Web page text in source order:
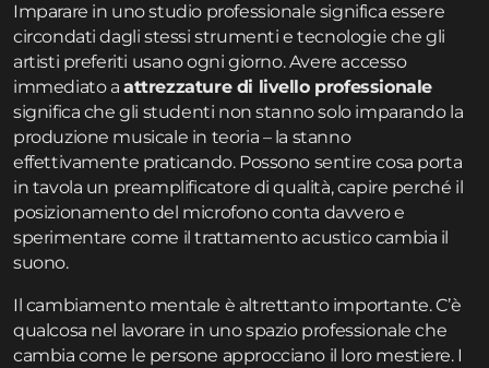
Imparare in uno studio professionale significa essere
circondati dagli stessi strumenti e tecnologie che gli
artisti preferiti usano ogni giorno. Avere accesso
immediato aattrezzature di livello professionale
significa che gli studenti non stanno solo imparando la
produzione musicale in teoria – la stanno
effettivamente praticando. Possono sentire cosa porta
in tavola un preamplificatore di qualità, capire perché il
posizionamento del microfono conta davvero e
sperimentare come il trattamento acustico cambia il
suono.
Il cambiamento mentale è altrettanto importante. C’è
qualcosa nel lavorare in uno spazio professionale che
cambia come le persone approcciano il loro mestiere. I